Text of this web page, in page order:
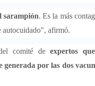
sarampión. Es la más
autocuidado", afirmó.
comité deexpertos
generada por las dos